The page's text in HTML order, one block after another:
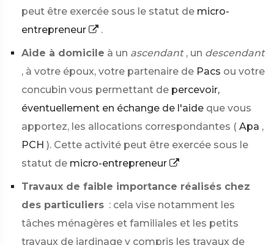
peut être exercée sous le statut de micro-
entrepreneur
.
Aide à domicile à un ascendant , un descendant
, à votre époux, votre partenaire de Pacs ou votre
concubin vous permettant de percevoir,
éventuellement en échange de l'aide que vous
apportez, les allocations correspondantes ( Apa ,
PCH ). Cette activité peut être exercée sous le
statut de micro-entrepreneur
Travaux de faible importance réalisés chez
des particuliers : cela vise notamment les
tâches ménagères et familiales et les petits
travaux de jardinage y compris les travaux de